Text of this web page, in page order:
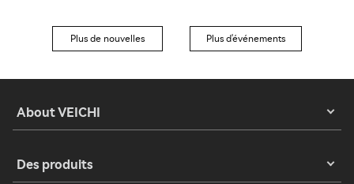
Plus de nouvelles Plus d'événements
About VEICHI
Des produits